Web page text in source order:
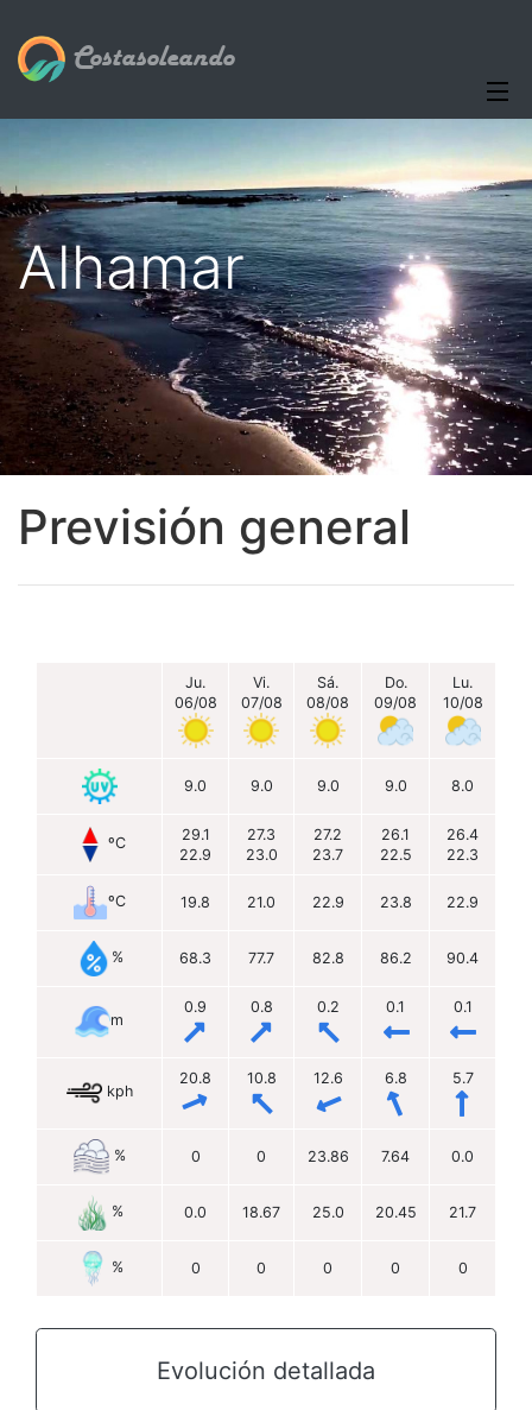
Costasoleando
Alhamar
Previsión general
Ju.
06/08
Vi.
07/08
Sá.
08/08
Do.
09/08
Lu.
10/08
9.0 9.0 9.0 9.0 8.0
ºC
29.1
22.9
27.3
23.0
27.2
23.7
26.1
22.5
26.4
22.3
ºC 19.8 21.0 22.9 23.8 22.9
% 68.3 77.7 82.8 86.2 90.4
m
0.9 0.8 0.2 0.1 0.1
kph
20.8 10.8 12.6 6.8 5.7
% 0 0 23.86 7.64 0.0
% 0.0 18.67 25.0 20.45 21.7
% 0 0 0 0 0
Evolución detallada